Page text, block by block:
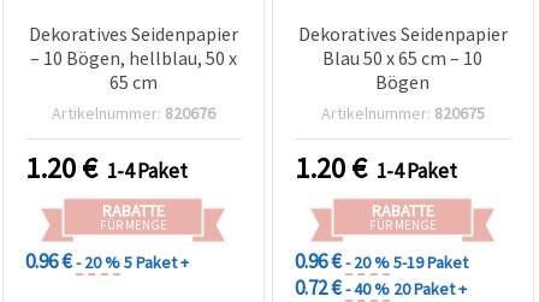
Dekoratives Seidenpapier
– 10 Bögen, hellblau, 50 x
65 cm
Artikelnummer: 820676
1.20€ 1-4 Paket
RABATTE
FÜR MENGE
0.96 €- 20 %5 Paket +
Dekoratives Seidenpapier
Blau 50 x 65 cm – 10
Bögen
Artikelnummer: 820675
1.20€ 1-4 Paket
RABATTE
FÜR MENGE
0.96 €- 20 %5-19 Paket
0.72 €- 40 % 20 Paket +